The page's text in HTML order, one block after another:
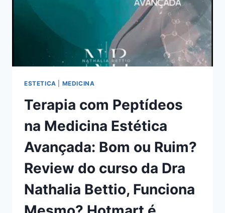
ESTETICA MEDICINA
Terapia com Peptídeos
na Medicina Estética
Avançada: Bom ou Ruim?
Review do curso da Dra
Nathalia Bettio, Funciona